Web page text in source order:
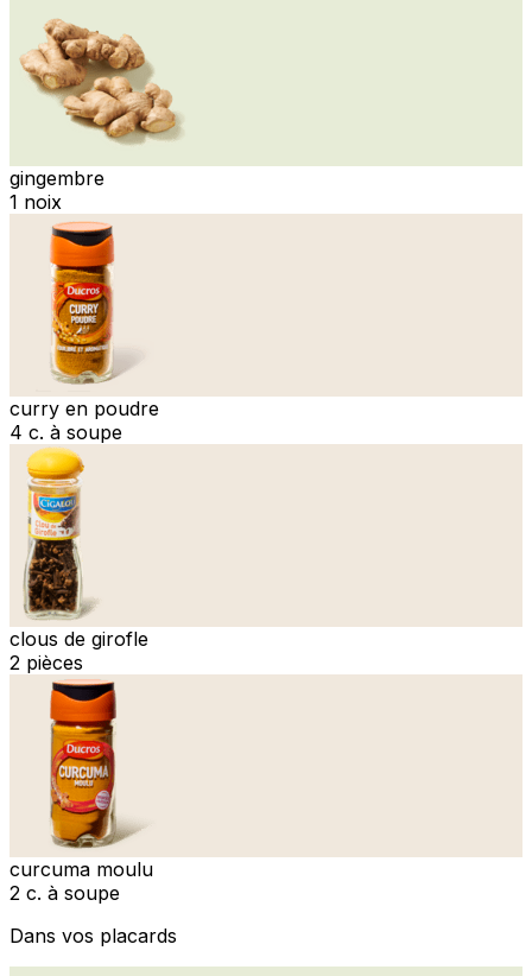
gingembre
1 noix
curry en poudre
4 c. à soupe
clous de girofle
2 pièces
curcuma moulu
2 c. à soupe
Dans vos placards